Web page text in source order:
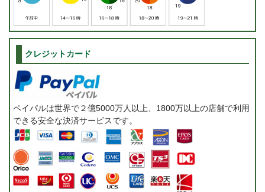
クレジットカード
ペイパルは世界で２億5000万人以上、1800万以上の店舗で利用
できる安全な決済サービスです。